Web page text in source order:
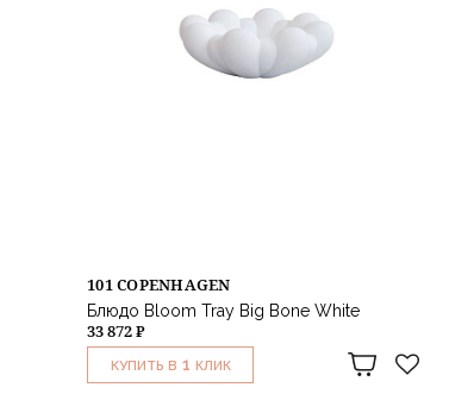
101 COPENHAGEN
Блюдо Bloom Tray Big Bone White
33 872 ₽
КУПИТЬ В 1 КЛИК